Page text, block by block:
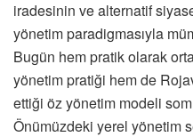
iradesinin ve alternatif
yönetim paradigmasıyla
Bugün hem pratik olarak
yönetim pratiği hem de
ettiği öz yönetim modeli
Önümüzdeki yerel yönetim